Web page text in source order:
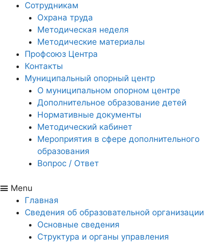
Сотрудникам
Охрана труда
Методическая неделя
Методические материалы
Профсоюз Центра
Контакты
Муниципальный опорный центр
О муниципальном опорном центре
Дополнительное образование детей
Нормативные документы
Методический кабинет
Мероприятия в сфере дополнительного
образования
Вопрос / Ответ
Menu
Главная
Сведения об образовательной организации
Основные сведения
Структура и органы управления